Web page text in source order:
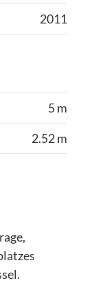
2011
5 m
2.52 m